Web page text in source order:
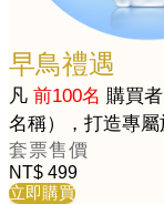
早鳥禮遇
凡 前100名 購買
名稱），打造專屬
套票售價
NT$ 499
立即購買